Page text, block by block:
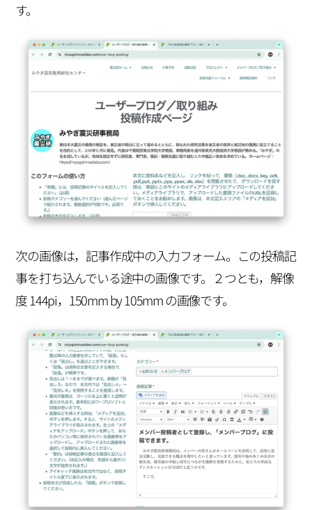
す。
次の画像は，記事作成中の入力フォーム。この投稿記
事を打ち込んでいる途中の画像です。２つとも，解像
度 144pi，150mm by 105mm の画像です。